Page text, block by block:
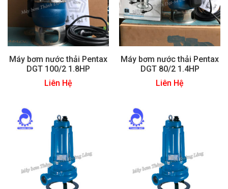
Máy bơm nước thải Pentax
DGT 100/2 1.8HP
Liên Hệ
Máy bơm nước thải Pentax
DGT 80/2 1.4HP
Liên Hệ